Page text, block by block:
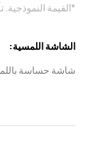
*القيمة
الشاشة اللمسية:
شاشة حساسة باللمس